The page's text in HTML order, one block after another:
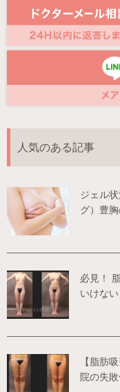
人気のある記事
ジェル
グ）豊
必見！
いけない
【脂肪
院の失